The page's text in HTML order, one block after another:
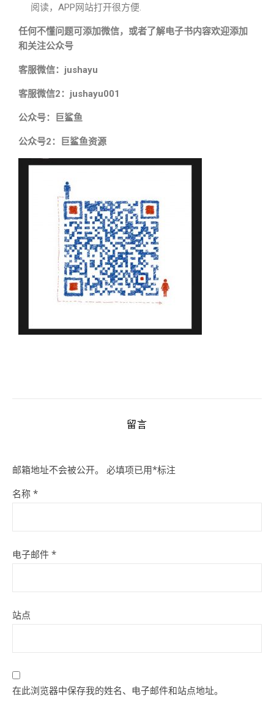
阅读，APP网站打开很方便.
任何不懂问题可添加微信，或者了解电子书内容欢迎添加
和关注公众号
客服微信：jushayu
客服微信2：jushayu001
公众号：巨鲨鱼
公众号2：巨鲨鱼资源
留言
邮箱地址不会被公开。 必填项已用*标注
名称 *
电子邮件 *
站点
在此浏览器中保存我的姓名、电子邮件和站点地址。